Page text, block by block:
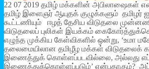
22 07 2019 தமிழ் மக்களின் அபிலாஷைகள்
தமிழ் இளைஞர் ஆயுதக் குழுக்களும் தமிழர்
கூட்டணியும் ஈழத் தேசிய விடுதலை
விடுதலைப் புலிகள் இயக்கம்
எழுந்த முக்கிய கேள்விகளில் ஒன்று, ‘உமா
தலைமையிலான தமிழீழ மக்கள் விடுதலைக்
இணைத்துக் கொள்ளப்படவில்லை, அல்லது
இணைத்துக்கொள்ளப்படும்’ என்பதாகும்?